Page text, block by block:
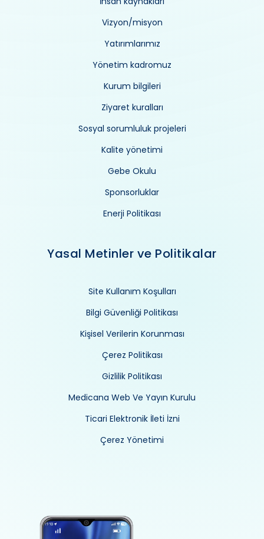
Vizyon/misyon
Yatırımlarımız
Yönetim kadromuz
Kurum bilgileri
Ziyaret kuralları
Sosyal sorumluluk projeleri
Kalite yönetimi
Gebe Okulu
Sponsorluklar
Enerji Politikası
Yasal Metinler ve Politikalar
Site Kullanım Koşulları
Bilgi Güvenliği Politikası
Kişisel Verilerin Korunması
Çerez Politikası
Gizlilik Politikası
Medicana Web Ve Yayın Kurulu
Ticari Elektronik İleti İzni
Çerez Yönetimi